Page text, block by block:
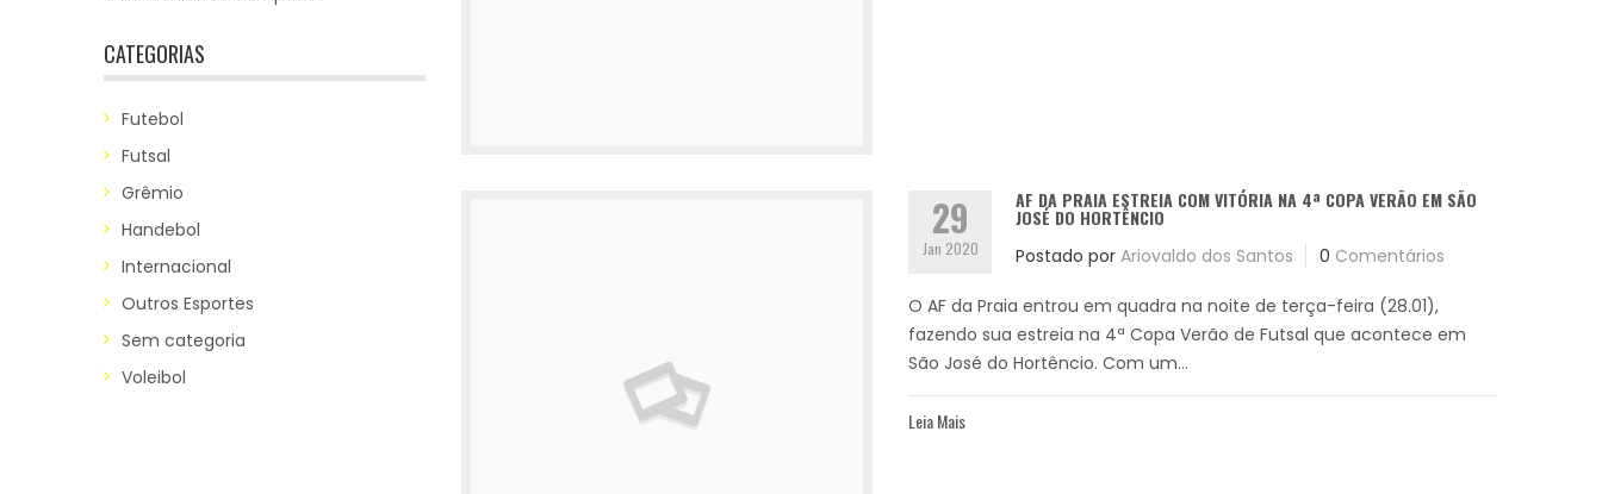
CATEGORIAS
Futebol
Futsal
Grêmio
Handebol
Internacional
Outros Esportes
Sem categoria
Voleibol
29
Jan 2020
AF DA PRAIA ESTREIA COM VITÓRIA NA 4ª COPA VERÃO EM SÃO
JOSÉ DO HORTÊNCIO
Postado por Ariovaldo dos Santos 0 Comentários
O AF da Praia entrou em quadra na noite de terça-feira (28.01),
fazendo sua estreia na 4ª Copa Verão de Futsal que acontece em
São José do Hortêncio. Com um...
Leia Mais